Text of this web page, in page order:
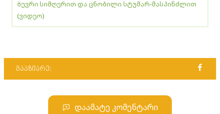
ბევრი სიმღერით და ცნობილი სტუმარ-მასპინძლით
(ვიდეო)
გააზიარე:
დაამატე კომენტარი